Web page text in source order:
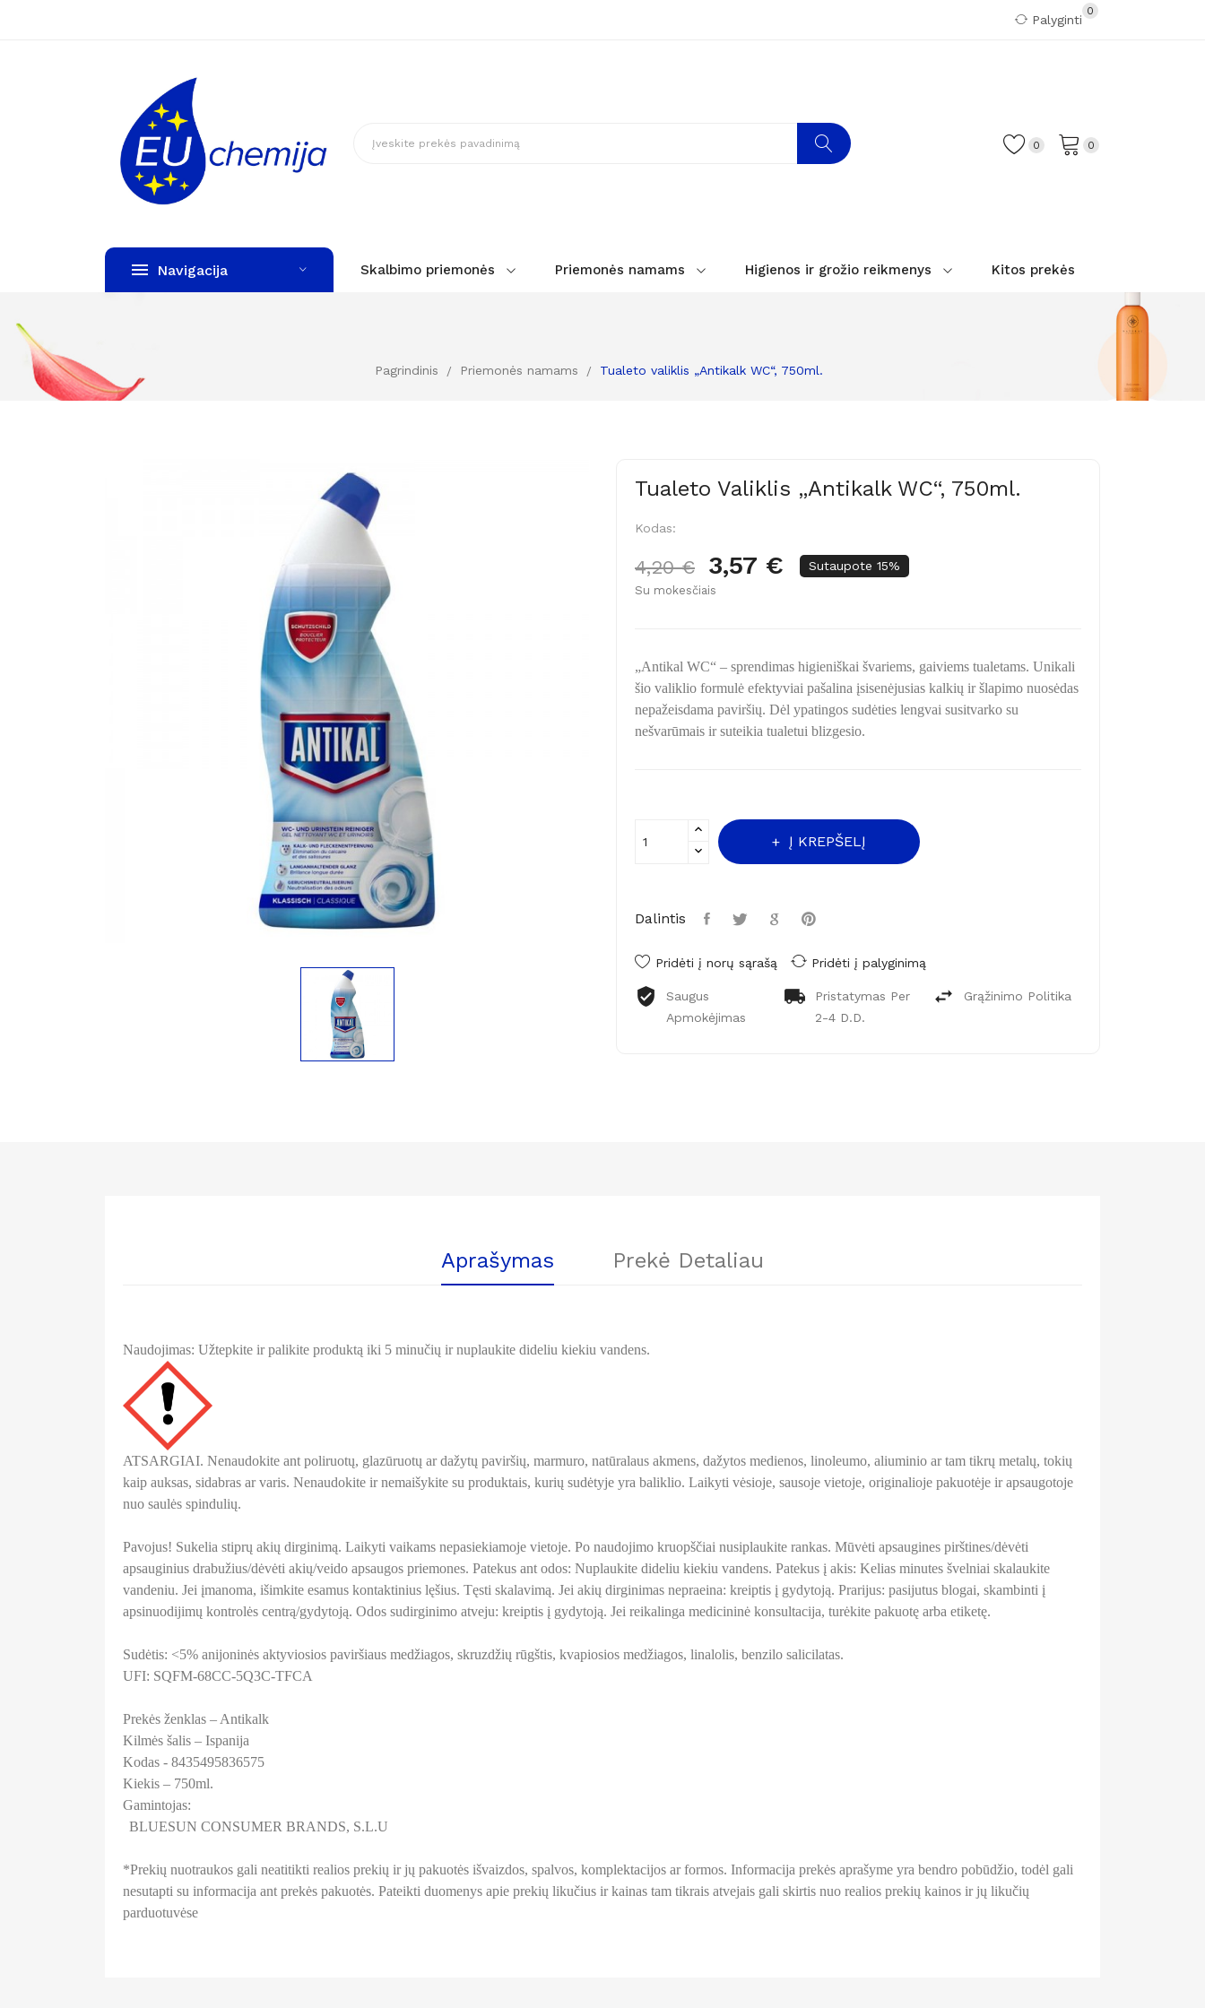
Palyginti
0
0
0
Navigacija Skalbimo priemonės Priemonės namams Higienos ir grožio reikmenys Kitos prekės
Pagrindinis Priemonės namams Tualeto valiklis „Antikalk WC“, 750ml.
Tualeto Valiklis „Antikalk WC“, 750ml.
Kodas:
4,20 € 3,57 € Sutaupote 15%
Su mokesčiais
„Antikal WC“ – sprendimas higieniškai švariems, gaiviems tualetams. Unikali
šio valiklio formulė efektyviai pašalina įsisenėjusias kalkių ir šlapimo nuosėdas
nepažeisdama paviršių. Dėl ypatingos sudėties lengvai susitvarko su
nešvarūmais ir suteikia tualetui blizgesio.
Į KREPŠELĮ
Dalintis
Pridėti į norų sąrašą Pridėti į palyginimą
Saugus
Apmokėjimas
Pristatymas Per
2-4 D.d.
Grąžinimo Politika
Aprašymas Prekė Detaliau
Naudojimas: Užtepkite ir palikite produktą iki 5 minučių ir nuplaukite dideliu kiekiu vandens.
ATSARGIAI. Nenaudokite ant poliruotų, glazūruotų ar dažytų paviršių, marmuro, natūralaus akmens, dažytos medienos, linoleumo, aliuminio ar tam tikrų metalų, tokių
kaip auksas, sidabras ar varis. Nenaudokite ir nemaišykite su produktais, kurių sudėtyje yra baliklio. Laikyti vėsioje, sausoje vietoje, originalioje pakuotėje ir apsaugotoje
nuo saulės spindulių.
Pavojus! Sukelia stiprų akių dirginimą. Laikyti vaikams nepasiekiamoje vietoje. Po naudojimo kruopščiai nusiplaukite rankas. Mūvėti apsaugines pirštines/dėvėti
apsauginius drabužius/dėvėti akių/veido apsaugos priemones. Patekus ant odos: Nuplaukite dideliu kiekiu vandens. Patekus į akis: Kelias minutes švelniai skalaukite
vandeniu. Jei įmanoma, išimkite esamus kontaktinius lęšius. Tęsti skalavimą. Jei akių dirginimas nepraeina: kreiptis į gydytoją. Prarijus: pasijutus blogai, skambinti į
apsinuodijimų kontrolės centrą/gydytoją. Odos sudirginimo atveju: kreiptis į gydytoją. Jei reikalinga medicininė konsultacija, turėkite pakuotę arba etiketę.
Sudėtis: <5% anijoninės aktyviosios paviršiaus medžiagos, skruzdžių rūgštis, kvapiosios medžiagos, linalolis, benzilo salicilatas.
UFI: SQFM-68CC-5Q3C-TFCA
Prekės ženklas – Antikalk
Kilmės šalis – Ispanija
Kodas - 8435495836575
Kiekis – 750ml.
Gamintojas:
BLUESUN CONSUMER BRANDS, S.L.U
*Prekių nuotraukos gali neatitikti realios prekių ir jų pakuotės išvaizdos, spalvos, komplektacijos ar formos. Informacija prekės aprašyme yra bendro pobūdžio, todėl gali
nesutapti su informacija ant prekės pakuotės. Pateikti duomenys apie prekių likučius ir kainas tam tikrais atvejais gali skirtis nuo realios prekių kainos ir jų likučių
parduotuvėse